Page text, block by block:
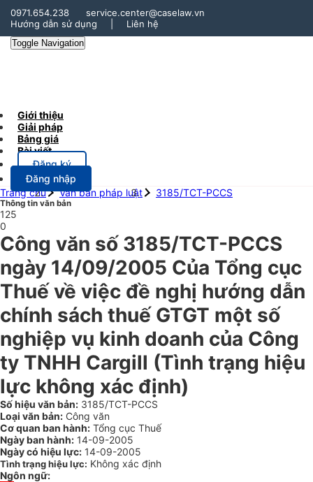
0971.654.238
service.center@caselaw.vn
Hướng dẫn sử dụng
Liên hệ
Toggle Navigation
Giới thiệu
Giải pháp
Bảng giá
Bài viết
Đăng ký
Đăng nhập
Trang chủ
Văn bản pháp luật 3185/TCT-PCCS
Thông tin văn bản
125
0
Công văn số 3185/TCT-PCCS
ngày 14/09/2005 Của Tổng cục
Thuế về việc đề nghị hướng dẫn
chính sách thuế GTGT một số
nghiệp vụ kinh doanh của Công
ty TNHH Cargill (Tình trạng hiệu
lực không xác định)
Số hiệu văn bản: 3185/TCT-PCCS
Loại văn bản: Công văn
Cơ quan ban hành: Tổng cục Thuế
Ngày ban hành: 14-09-2005
Ngày có hiệu lực: 14-09-2005
Tình trạng hiệu lực: Không xác định
Ngôn ngữ: